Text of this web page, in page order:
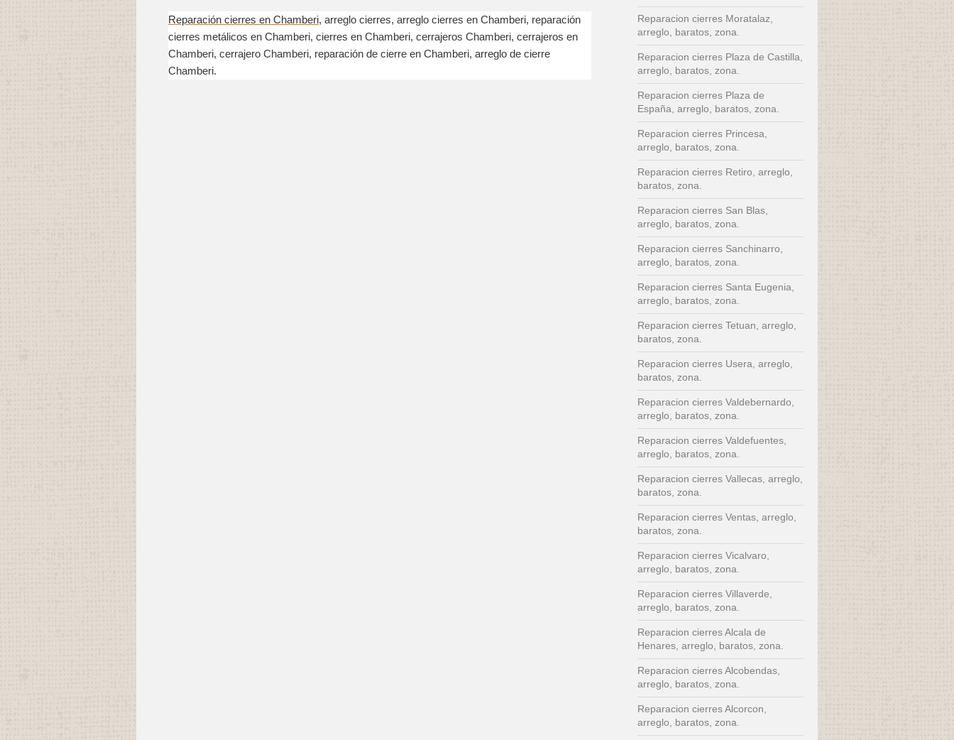
Reparación cierres en Chamberi, arreglo cierres, arreglo cierres en Chamberi, reparación
cierres metálicos en Chamberi, cierres en Chamberi, cerrajeros Chamberi, cerrajeros en
Chamberi, cerrajero Chamberi, reparación de cierre en Chamberi, arreglo de cierre
Chamberi.
Reparacion cierres Moratalaz,
arreglo, baratos, zona.
Reparacion cierres Plaza de Castilla,
arreglo, baratos, zona.
Reparacion cierres Plaza de
España, arreglo, baratos, zona.
Reparacion cierres Princesa,
arreglo, baratos, zona.
Reparacion cierres Retiro, arreglo,
baratos, zona.
Reparacion cierres San Blas,
arreglo, baratos, zona.
Reparacion cierres Sanchinarro,
arreglo, baratos, zona.
Reparacion cierres Santa Eugenia,
arreglo, baratos, zona.
Reparacion cierres Tetuan, arreglo,
baratos, zona.
Reparacion cierres Usera, arreglo,
baratos, zona.
Reparacion cierres Valdebernardo,
arreglo, baratos, zona.
Reparacion cierres Valdefuentes,
arreglo, baratos, zona.
Reparacion cierres Vallecas, arreglo,
baratos, zona.
Reparacion cierres Ventas, arreglo,
baratos, zona.
Reparacion cierres Vicalvaro,
arreglo, baratos, zona.
Reparacion cierres Villaverde,
arreglo, baratos, zona.
Reparacion cierres Alcala de
Henares, arreglo, baratos, zona.
Reparacion cierres Alcobendas,
arreglo, baratos, zona.
Reparacion cierres Alcorcon,
arreglo, baratos, zona.